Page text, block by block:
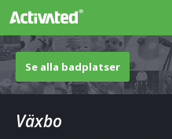
Se alla badplatser
Växbo